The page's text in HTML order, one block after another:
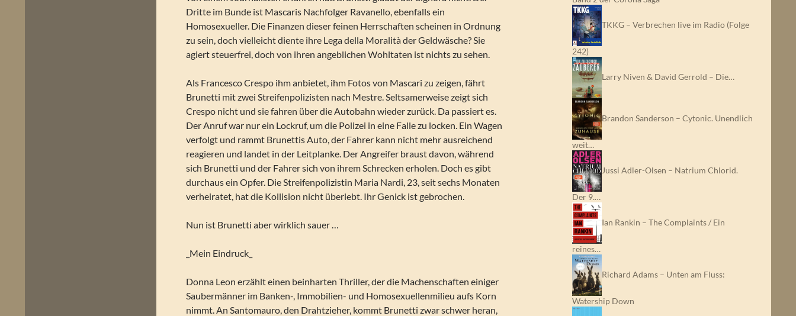
Dritte im Bunde ist Mascaris Nachfolger Ravanello, ebenfalls ein
Homosexueller. Die Finanzen dieser feinen Herrschaften scheinen in Ordnung
zu sein, doch vielleicht diente ihre Lega della Moralità der Geldwäsche? Sie
agiert steuerfrei, doch von ihren angeblichen Wohltaten ist nichts zu sehen.
Als Francesco Crespo ihm anbietet, ihm Fotos von Mascari zu zeigen, fährt
Brunetti mit zwei Streifenpolizisten nach Mestre. Seltsamerweise zeigt sich
Crespo nicht und sie fahren über die Autobahn wieder zurück. Da passiert es.
Der Anruf war nur ein Lockruf, um die Polizei in eine Falle zu locken. Ein Wagen
verfolgt und rammt Brunettis Auto, der Fahrer kann nicht mehr ausreichend
reagieren und landet in der Leitplanke. Der Angreifer braust davon, während
sich Brunetti und der Fahrer sich von ihrem Schrecken erholen. Doch es gibt
durchaus ein Opfer. Die Streifenpolizistin Maria Nardi, 23, seit sechs Monaten
verheiratet, hat die Kollision nicht überlebt. Ihr Genick ist gebrochen.
Nun ist Brunetti aber wirklich sauer …
_Mein Eindruck_
Donna Leon erzählt einen beinharten Thriller, der die Machenschaften einiger
Saubermänner im Banken-, Immobilien- und Homosexuellenmilieu aufs Korn
nimmt. An Santomauro, den Drahtzieher, kommt Brunetti zwar schwer heran,
TKKG – Verbrechen live im Radio (Folge
242)
Larry Niven & David Gerrold – Die…
Brandon Sanderson – Cytonic. Unendlich
weit…
Jussi Adler-Olsen – Natrium Chlorid.
Der 9.…
Ian Rankin – The Complaints / Ein
reines…
Richard Adams – Unten am Fluss:
Watership Down